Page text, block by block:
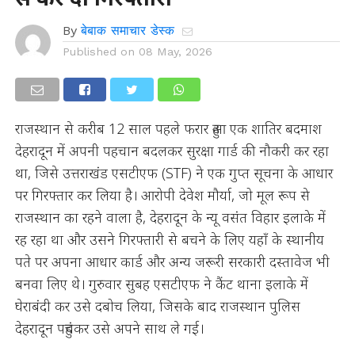
By बेबाक समाचार डेस्क
Published on 08 May, 2026
राजस्थान से करीब 12 साल पहले फरार हुआ एक शातिर बदमाश
देहरादून में अपनी पहचान बदलकर सुरक्षा गार्ड की नौकरी कर रहा
था, जिसे उत्तराखंड एसटीएफ (STF) ने एक गुप्त सूचना के आधार
पर गिरफ्तार कर लिया है। आरोपी देवेश मौर्या, जो मूल रूप से
राजस्थान का रहने वाला है, देहरादून के न्यू वसंत विहार इलाके में
रह रहा था और उसने गिरफ्तारी से बचने के लिए यहाँ के स्थानीय
पते पर अपना आधार कार्ड और अन्य जरूरी सरकारी दस्तावेज भी
बनवा लिए थे। गुरुवार सुबह एसटीएफ ने कैंट थाना इलाके में
घेराबंदी कर उसे दबोच लिया, जिसके बाद राजस्थान पुलिस
देहरादून पहुंचकर उसे अपने साथ ले गई।